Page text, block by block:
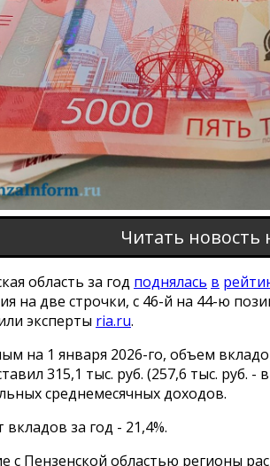
Читать новость
область за год поднялась в
на две строчки, с 46-й на 44-ю
эксперты ria.ru.
на 1 января 2026-го, объем
315,1 тыс. руб. (257,6 тыс. руб. -
среднемесячных доходов.
вкладов за год - 21,4%.
с Пензенской областью регионы